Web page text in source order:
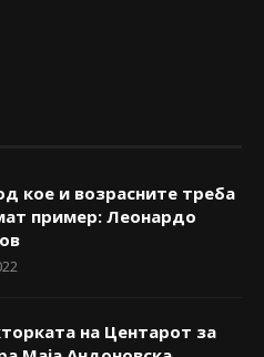
кое и возрасните треба
пример: Леонардо
на Центарот за